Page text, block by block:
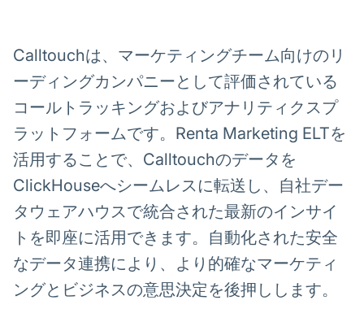
Calltouchは、マーケティングチーム向けのリ
ーディングカンパニーとして評価されている
コールトラッキングおよびアナリティクスプ
ラットフォームです。Renta Marketing ELTを
活用することで、Calltouchのデータを
ClickHouseへシームレスに転送し、自社デー
タウェアハウスで統合された最新のインサイ
トを即座に活用できます。自動化された安全
なデータ連携により、より的確なマーケティ
ングとビジネスの意思決定を後押しします。